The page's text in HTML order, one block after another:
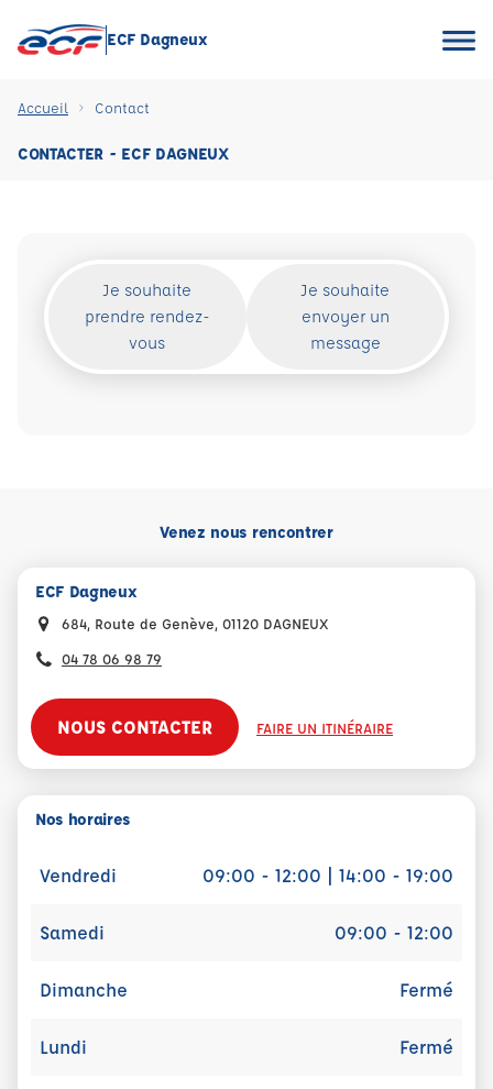
ECF Dagneux
Accueil Contact
CONTACTER - ECF DAGNEUX
Je souhaite
prendre rendez-
vous
Je souhaite
envoyer un
message
Venez nous rencontrer
ECF Dagneux
684, Route de Genève, 01120 DAGNEUX
04 78 06 98 79
NOUS CONTACTER FAIRE UN ITINÉRAIRE
Nos horaires
Vendredi 09:00 - 12:00 | 14:00 - 19:00
Samedi 09:00 - 12:00
Dimanche Fermé
Lundi Fermé